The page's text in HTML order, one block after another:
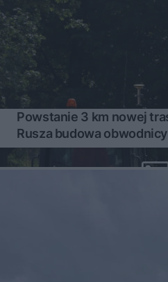
Powstanie 3 km nowej
Rusza budowa